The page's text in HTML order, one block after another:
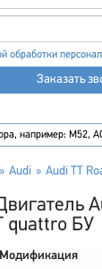
обработки
Заказать
Audi Audi TT
quattro БУ
Модификация